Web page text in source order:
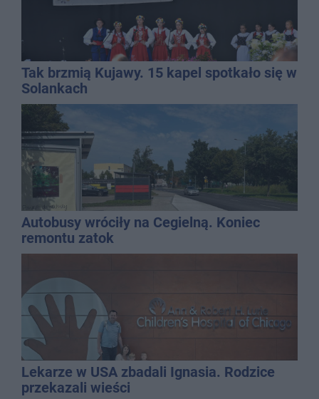
Tak brzmią Kujawy. 15 kapel spotkało się w
Solankach
Autobusy wróciły na Cegielną. Koniec
remontu zatok
Lekarze w USA zbadali Ignasia. Rodzice
przekazali wieści